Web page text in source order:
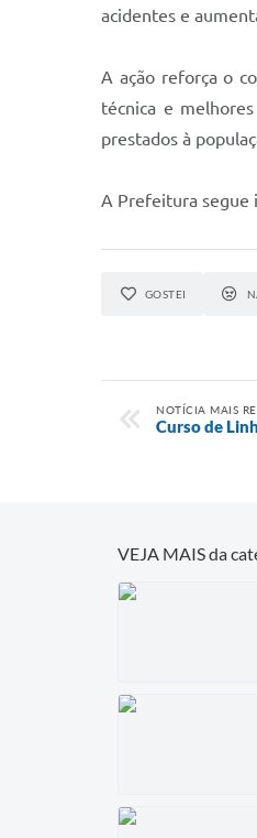
acidentes e
A ação reforça o
técnica e
prestados à
A Prefeitura segue
GOSTEI
NOTÍCIA MAIS
Curso de
VEJA MAIS da